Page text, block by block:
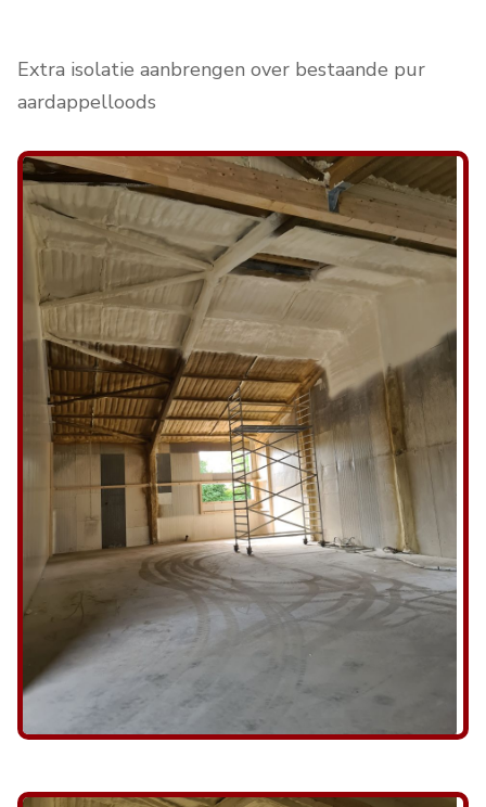
Extra isolatie aanbrengen over bestaande pur
aardappelloods